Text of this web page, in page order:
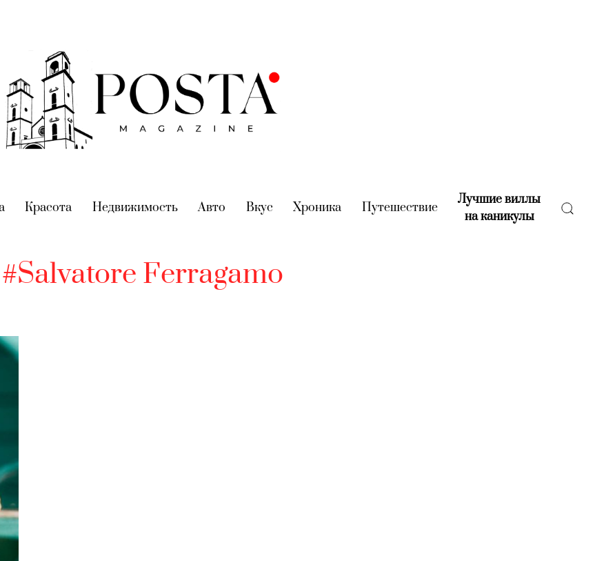
(current)
Красота (current)
Недвижимость(current)
Авто (current)
Вкус (current)
Хроника (current)
Путешествие(current)
Лучшие виллы
на каникулы(current)
#Salvatore Ferragamо